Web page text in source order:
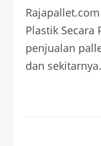
Plastik Secara
penjualan
dan